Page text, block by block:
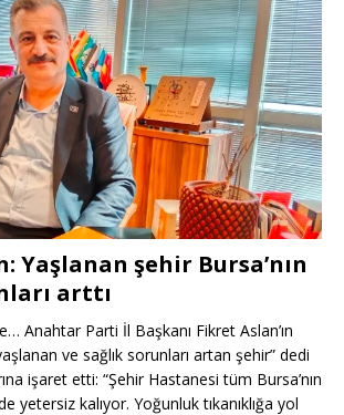
Yaşlanan şehir Bursa’nın
arttı
Anahtar Parti İl Başkanı Fikret Aslan’ın
ve sağlık sorunları artan şehir” dedi
işaret etti: “Şehir Hastanesi tüm Bursa’nın
yetersiz kalıyor. Yoğunluk tıkanıklığa yol